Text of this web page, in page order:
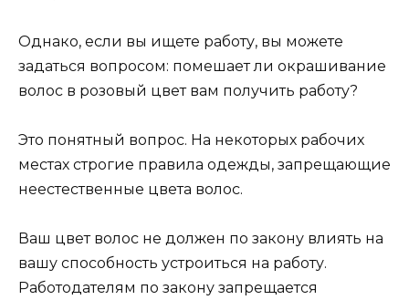
Однако, если вы ищете работу, вы можете
задаться вопросом: помешает ли окрашивание
волос в розовый цвет вам получить работу?
Это понятный вопрос. На некоторых рабочих
местах строгие правила одежды, запрещающие
неестественные цвета волос.
Ваш цвет волос не должен по закону влиять на
вашу способность устроиться на работу.
Работодателям по закону запрещается